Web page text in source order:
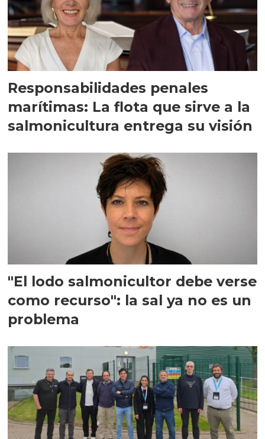
Responsabilidades penales
marítimas: La flota que sirve a la
salmonicultura entrega su visión
"El lodo salmonicultor debe verse
como recurso": la sal ya no es un
problema